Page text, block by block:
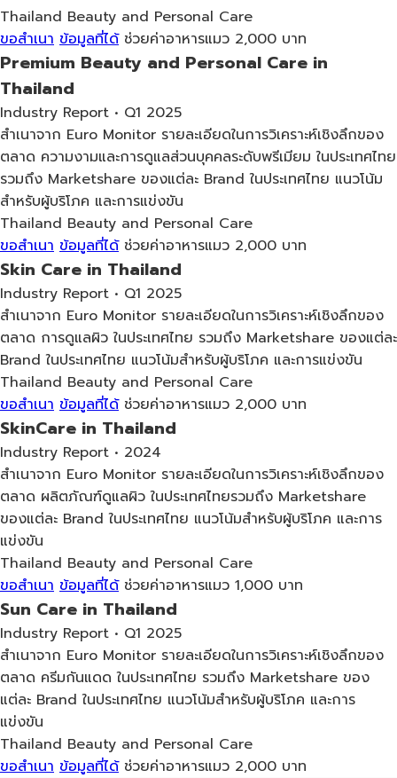
Thailand Beauty and Personal Care
ขอสำเนา ข้อมูลที่ได้ ช่วยค่าอาหารแมว 2,000 บาท
Premium Beauty and Personal Care in
Thailand
Industry Report • Q1 2025
สำเนาจาก Euro Monitor รายละเอียดในการวิเคราะห์เชิงลึกของ
ตลาด ความงามและการดูแลส่วนบุคคลระดับพรีเมียม ในประเทศไทย
รวมถึง Marketshare ของแต่ละ Brand ในประเทศไทย แนวโน้ม
สำหรับผู้บริโภค และการแข่งขัน
Thailand Beauty and Personal Care
ขอสำเนา ข้อมูลที่ได้ ช่วยค่าอาหารแมว 2,000 บาท
Skin Care in Thailand
Industry Report • Q1 2025
สำเนาจาก Euro Monitor รายละเอียดในการวิเคราะห์เชิงลึกของ
ตลาด การดูแลผิว ในประเทศไทย รวมถึง Marketshare ของแต่ละ
Brand ในประเทศไทย แนวโน้มสำหรับผู้บริโภค และการแข่งขัน
Thailand Beauty and Personal Care
ขอสำเนา ข้อมูลที่ได้ ช่วยค่าอาหารแมว 2,000 บาท
SkinCare in Thailand
Industry Report • 2024
สำเนาจาก Euro Monitor รายละเอียดในการวิเคราะห์เชิงลึกของ
ตลาด ผลิตภัณฑ์ดูแลผิว ในประเทศไทยรวมถึง Marketshare
ของแต่ละ Brand ในประเทศไทย แนวโน้มสำหรับผู้บริโภค และการ
แข่งขัน
Thailand Beauty and Personal Care
ขอสำเนา ข้อมูลที่ได้ ช่วยค่าอาหารแมว 1,000 บาท
Sun Care in Thailand
Industry Report • Q1 2025
สำเนาจาก Euro Monitor รายละเอียดในการวิเคราะห์เชิงลึกของ
ตลาด ครีมกันแดด ในประเทศไทย รวมถึง Marketshare ของ
แต่ละ Brand ในประเทศไทย แนวโน้มสำหรับผู้บริโภค และการ
แข่งขัน
Thailand Beauty and Personal Care
ขอสำเนา ข้อมูลที่ได้ ช่วยค่าอาหารแมว 2,000 บาท